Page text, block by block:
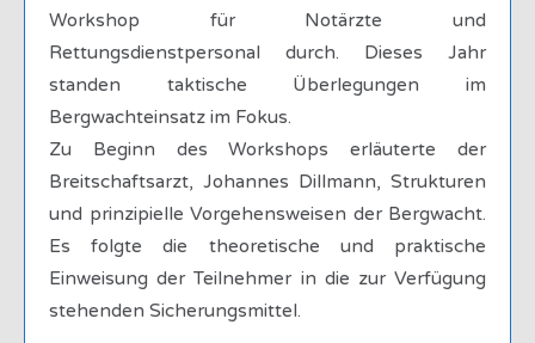
Workshop für Notärzte und
Rettungsdienstpersonal durch. Dieses Jahr
standen taktische Überlegungen im
Bergwachteinsatz im Fokus.
Zu Beginn des Workshops erläuterte der
Breitschaftsarzt, Johannes Dillmann, Strukturen
und prinzipielle Vorgehensweisen der Bergwacht.
Es folgte die theoretische und praktische
Einweisung der Teilnehmer in die zur Verfügung
stehenden Sicherungsmittel.